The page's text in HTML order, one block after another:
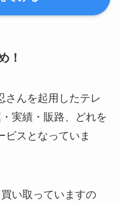
！
さんを起用したテレ
実績・販路、どれを
ビス となっていま
い取っていますの